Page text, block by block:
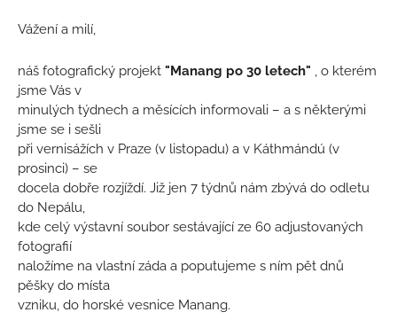
Vážení a milí,
náš fotografický projekt "Manang po 30 letech" , o kterém
jsme Vás v
minulých týdnech a měsících informovali – a s některými
jsme se i sešli
při vernisážích v Praze (v listopadu) a v Káthmándú (v
prosinci) – se
docela dobře rozjíždí. Již jen 7 týdnů nám zbývá do odletu
do Nepálu,
kde celý výstavní soubor sestávající ze 60 adjustovaných
fotografií
naložíme na vlastní záda a poputujeme s ním pět dnů
pěšky do místa
vzniku, do horské vesnice Manang.